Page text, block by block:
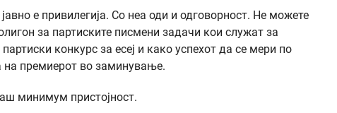
е привилегија. Со неа оди и одговорност. Не можете
за партиските писмени задачи кои служат за
конкурс за есеј и како успехот да се мери по
на премиерот во заминување.
минимум пристојност.